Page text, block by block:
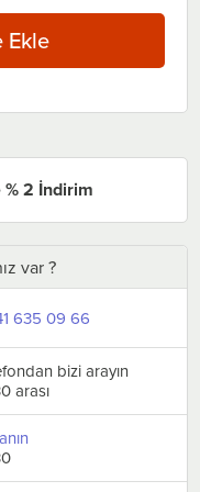
2 İndirim
var ?
635 09 66
bizi arayın
arası